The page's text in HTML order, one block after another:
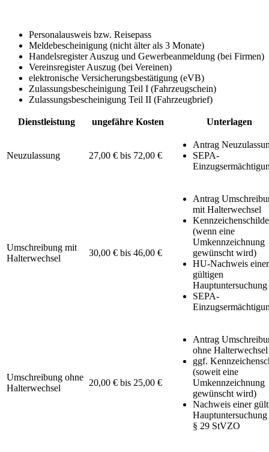
Personalausweis bzw. Reisepass
Meldebescheinigung (nicht älter als 3 Monate)
Handelsregister Auszug und Gewerbeanmeldung (bei Firmen)
Vereinsregister Auszug (bei Vereinen)
elektronische Versicherungsbestätigung (eVB)
Zulassungsbescheinigung Teil I (Fahrzeugschein)
Zulassungsbescheinigung Teil II (Fahrzeugbrief)
Dienstleistung ungefähre Kosten Unterlagen
Neuzulassung 27,00 € bis 72,00 €
Antrag
SEPA-
Umschreibung mit
Halterwechsel
30,00 € bis 46,00 €
Antrag
mit Halterwechsel
(wenn eine
Umkennzeichnung
gewünscht wird)
HU-Nachweis einer
gültigen
Hauptuntersuchung
SEPA-
Umschreibung ohne
Halterwechsel
20,00 € bis 25,00 €
Antrag
ohne Halterwechsel
ggf.
(soweit eine
Umkennzeichnung
gewünscht wird)
Nachweis einer
Hauptuntersuchung
§ 29 StVZO